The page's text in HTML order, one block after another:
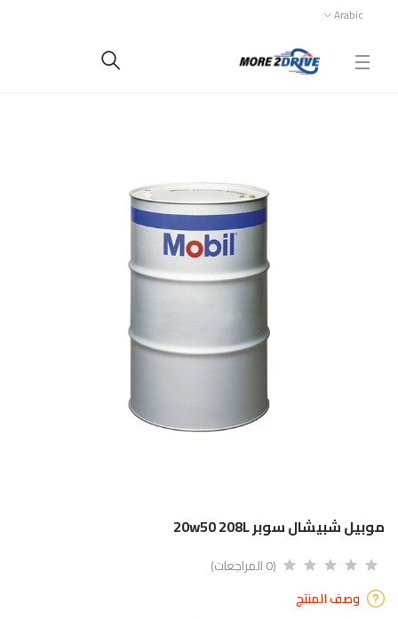
Arabic
موبيل شبيشال سوبر 20w50 208L
(0 المراجعات)
وصف المنتج